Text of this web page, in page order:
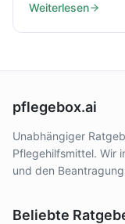
ankommt.
Weiterlesen
pflegebox.ai
Unabhängiger
Pflegehilfsmittel. Wir
und den
Beliebte